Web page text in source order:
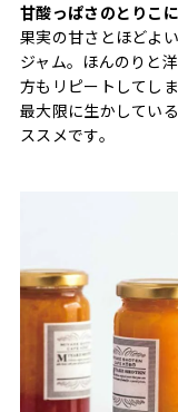
甘酸っぱさのとりこ
果実の甘さとほどよ
ジャム。ほんのりと
方もリピートしてし
最大限に生かしてい
ススメです。